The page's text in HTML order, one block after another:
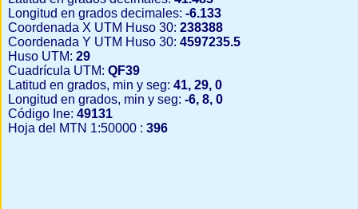
Longitud en grados decimales: -6.133
Coordenada X UTM Huso 30: 238388
Coordenada Y UTM Huso 30: 4597235.5
Huso UTM: 29
Cuadrícula UTM: QF39
Latitud en grados, min y seg: 41, 29, 0
Longitud en grados, min y seg: -6, 8, 0
Código Ine: 49131
Hoja del MTN 1:50000 : 396